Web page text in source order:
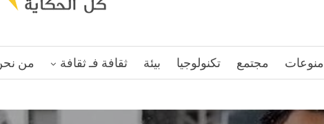
منوعات مجتمع تكنولوجيا بيئة ثقافة فـ ثقافة
من